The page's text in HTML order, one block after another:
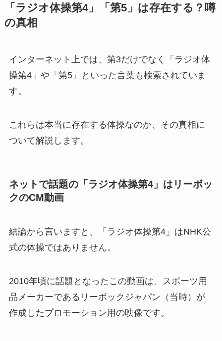
「ラジオ体操第4」「第5」は存在する？噂
の真相
インターネット上では、第3だけでなく「ラジオ体
操第4」や「第5」といった言葉も検索されていま
す。
これらは本当に存在する体操なのか、その真相に
ついて解説します。
ネットで話題の「ラジオ体操第4」はリーボッ
クのCM動画
結論から言いますと、「ラジオ体操第4」はNHK公
式の体操ではありません。
2010年頃に話題となったこの動画は、スポーツ用
品メーカーであるリーボックジャパン（当時）が
作成したプロモーション用の映像です。